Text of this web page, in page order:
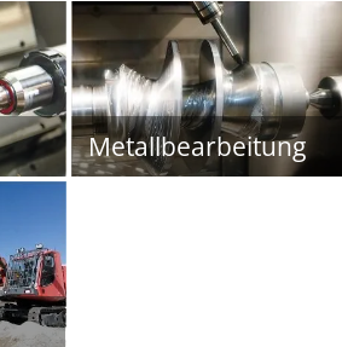
Metallbearbeitung